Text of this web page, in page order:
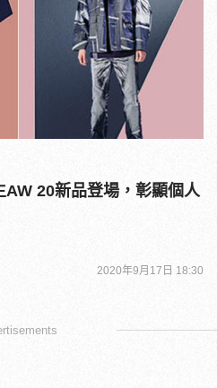
20新品登場，彰顯個人
2020年9月17日 18:30